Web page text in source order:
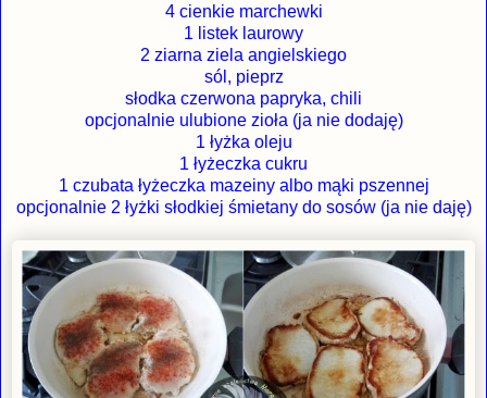
4 cienkie marchewki
1 listek laurowy
2 ziarna ziela angielskiego
sól, pieprz
słodka czerwona papryka, chili
opcjonalnie ulubione zioła (ja nie dodaję)
1 łyżka oleju
1 łyżeczka cukru
1 czubata łyżeczka mazeiny albo mąki pszennej
opcjonalnie 2 łyżki słodkiej śmietany do sosów (ja nie daję)